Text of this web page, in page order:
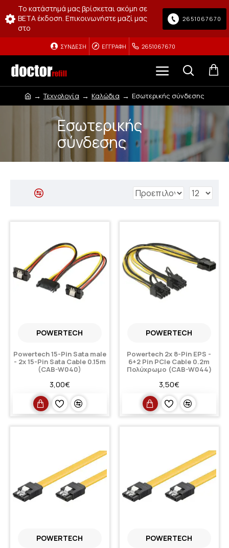
Το κατάστημά μας βρίσκεται ακόμη σε
BETA έκδοση. Επικοινωνήστε μαζί μας
στο
2651067670
ΣΎΝΔΕΣΗ ΕΓΓΡΑΦΉ 2651067670
Τεχνολογία Καλώδια Εσωτερικής σύνδεσης
Εσωτερικής
σύνδεσης
POWERTECH
Powertech 15-Pin Sata male
- 2x 15-Pin Sata Cable 0.15m
(CAB-W040)
3,00€
POWERTECH
Powertech 2x 8-Pin EPS -
6+2 Pin PCIe Cable 0.2m
Πολύχρωμο (CAB-W044)
3,50€
POWERTECH POWERTECH